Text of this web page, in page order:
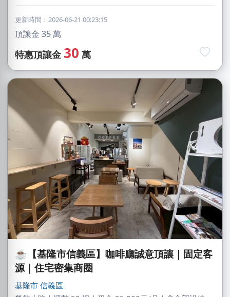
更新時間：2026-06-21 00:23:15
頂讓金 35萬
特惠頂讓金 30 萬
☕【基隆市信義區】咖啡廳誠意頂讓｜固定客
源｜住宅密集商圈
基隆市 信義區